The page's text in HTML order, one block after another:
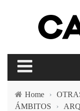
Home ›
ÁMBITOS
›